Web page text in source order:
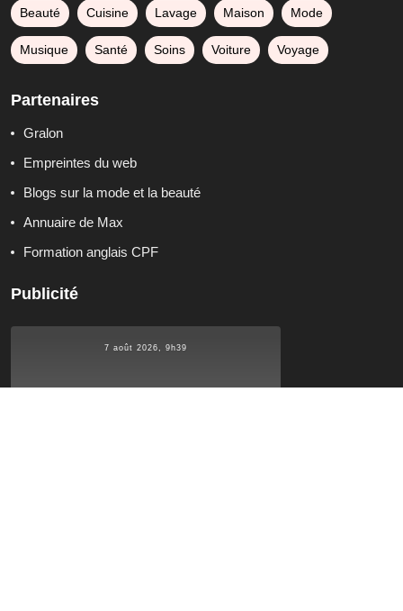
Beauté Cuisine Lavage Maison Mode
Musique Santé Soins Voiture Voyage
Partenaires
Gralon
Empreintes du web
Blogs sur la mode et la beauté
Annuaire de Max
Formation anglais CPF
Publicité
7 août 2026, 9h39